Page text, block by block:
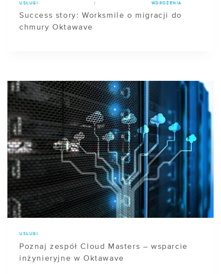
USŁUGI | WDROŻENIA
Success story: Worksmile o migracji do
chmury Oktawave
USŁUGI
Poznaj zespół Cloud Masters – wsparcie
inżynieryjne w Oktawave